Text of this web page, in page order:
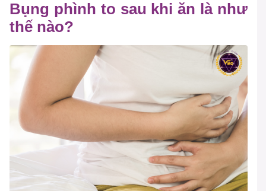
Bụng phình to sau khi ăn là như
thế nào?